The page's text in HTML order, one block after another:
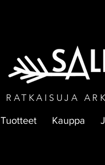
RATKAISUJA
Tuotteet Kauppa